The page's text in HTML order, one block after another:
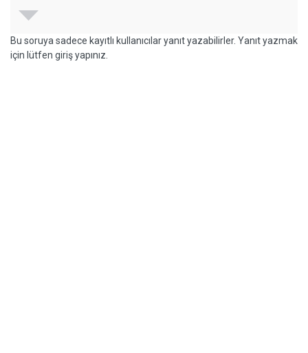
Bu soruya sadece kayıtlı kullanıcılar yanıt yazabilirler. Yanıt yazmak
için lütfen giriş yapınız.